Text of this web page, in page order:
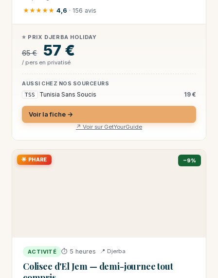
★★★★★ 4,6 · 156 avis
⭐ PRIX DJERBA HOLIDAY
65 € 57 €
/ pers en privatisé
AUSSI CHEZ NOS SOURCEURS
TSS Tunisia Sans Soucis 19 €
Voir la fiche →
↗ Voir sur GetYourGuide
🌟 PHARE −9%
ACTIVITÉ ⏱ 5 heures 📍 Djerba
Colisee d'El Jem — demi-journee tout